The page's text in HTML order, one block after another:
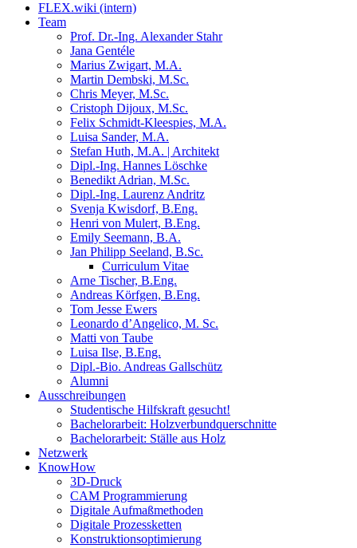
FLEX.wiki (intern)
Team
Prof. Dr.-Ing. Alexander Stahr
Jana Gentéle
Marius Zwigart, M.A.
Martin Dembski, M.Sc.
Chris Meyer, M.Sc.
Cristoph Dijoux, M.Sc.
Felix Schmidt-Kleespies, M.A.
Luisa Sander, M.A.
Stefan Huth, M.A. | Architekt
Dipl.-Ing. Hannes Löschke
Benedikt Adrian, M.Sc.
Dipl.-Ing. Laurenz Andritz
Svenja Kwisdorf, B.Eng.
Henri von Mulert, B.Eng.
Emily Seemann, B.A.
Jan Philipp Seeland, B.Sc.
Curriculum Vitae
Arne Tischer, B.Eng.
Andreas Körfgen, B.Eng.
Tom Jesse Ewers
Leonardo d’Angelico, M. Sc.
Matti von Taube
Luisa Ilse, B.Eng.
Dipl.-Bio. Andreas Gallschütz
Alumni
Ausschreibungen
Studentische Hilfskraft gesucht!
Bachelorarbeit: Holzverbundquerschnitte
Bachelorarbeit: Ställe aus Holz
Netzwerk
KnowHow
3D-Druck
CAM Programmierung
Digitale Aufmaßmethoden
Digitale Prozessketten
Konstruktionsoptimierung